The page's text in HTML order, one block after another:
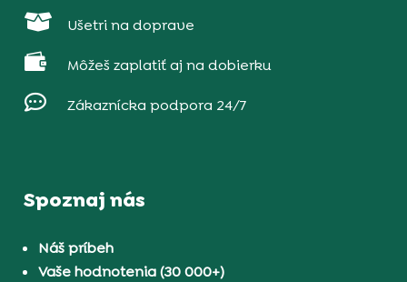
 Ušetri na doprave
 Môžeš zaplatiť aj na dobierku
 Zákaznícka podpora 24/7
Spoznaj nás
Náš príbeh
Vaše hodnotenia (30 000+)